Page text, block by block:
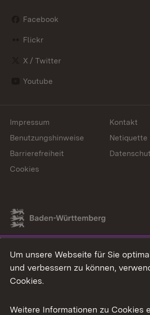
Facebook
Flickr
X / Twitter
Youtube
Link zum Landesportal
Impressum
Kontakt
Benutzungshinweise
Netiquette
Barrierefreiheit
Cookies
Um unsere Webseite für Sie
und verbessern zu können,
Cookies.
Weitere Informationen zu Cookies